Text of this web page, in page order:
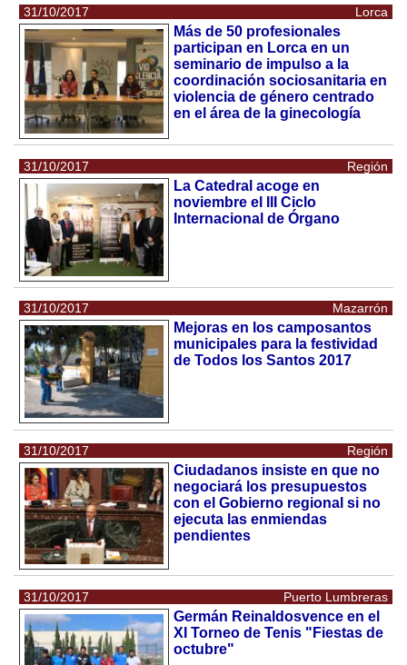
31/10/2017 Lorca
Más de 50 profesionales
participan en Lorca en un
seminario de impulso a la
coordinación sociosanitaria en
violencia de género centrado
en el área de la ginecología
31/10/2017 Región
La Catedral acoge en
noviembre el III Ciclo
Internacional de Órgano
31/10/2017 Mazarrón
Mejoras en los camposantos
municipales para la festividad
de Todos los Santos 2017
31/10/2017 Región
Ciudadanos insiste en que no
negociará los presupuestos
con el Gobierno regional si no
ejecuta las enmiendas
pendientes
31/10/2017 Puerto Lumbreras
Germán Reinaldosvence en el
XI Torneo de Tenis "Fiestas de
octubre"